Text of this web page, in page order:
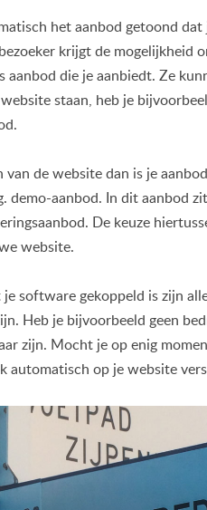
het aanbod getoond
krijgt de mogelijkheid
die je aanbiedt. Ze
staan, heb je
de website dan is je
demo-aanbod. In dit aanbod
De keuze
website.
software gekoppeld is zijn
Heb je bijvoorbeeld geen
zijn. Mocht je op enig
automatisch op je website